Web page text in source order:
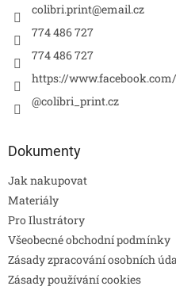
colibri.print@email.cz
774 486 727
774 486 727
https://
@colibri_print.cz
Dokumenty
Jak nakupovat
Materiály
Pro Ilustrátory
Všeobecné obchodní podmínky
Zásady zpracování osobních
Zásady používání cookies